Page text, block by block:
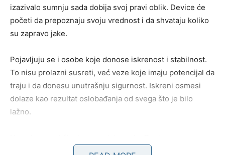
izazivalo sumnju sada dobija svoj pravi oblik. Device će
početi da prepoznaju svoju vrednost i da shvataju koliko
su zapravo jake.
Pojavljuju se i osobe koje donose iskrenost i stabilnost.
To nisu prolazni susreti, već veze koje imaju potencijal da
traju i da donesu unutrašnju sigurnost. Iskreni osmesi
dolaze kao rezultat oslobađanja od svega što je bilo
lažno.
doživeti iznenadne preokrete koji im vraćaju veru u